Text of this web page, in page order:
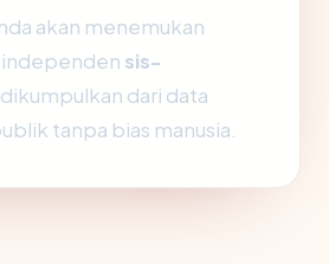
akan menemukan
independen sis-
, dikumpulkan dari data
tanpa bias manusia.